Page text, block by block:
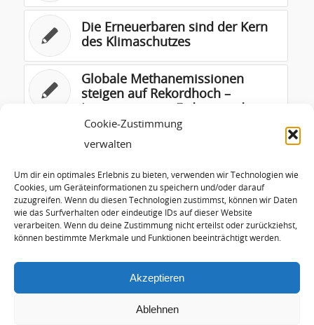
Cookie-Zustimmung
verwalten
Um dir ein optimales Erlebnis zu bieten, verwenden wir Technologien wie
Cookies, um Geräteinformationen zu speichern und/oder darauf
zuzugreifen. Wenn du diesen Technologien zustimmst, können wir Daten
wie das Surfverhalten oder eindeutige IDs auf dieser Website
verarbeiten. Wenn du deine Zustimmung nicht erteilst oder zurückziehst,
können bestimmte Merkmale und Funktionen beeinträchtigt werden.
Akzeptieren
Ablehnen
Die Erneuerbaren sind der Kern
des Klimaschutzes
Globale Methanemissionen
steigen auf Rekordhoch –
verantwortungslos
beschleunigt sich
Treibhausgase steigen weiter
auf ein neues Rekordniveau